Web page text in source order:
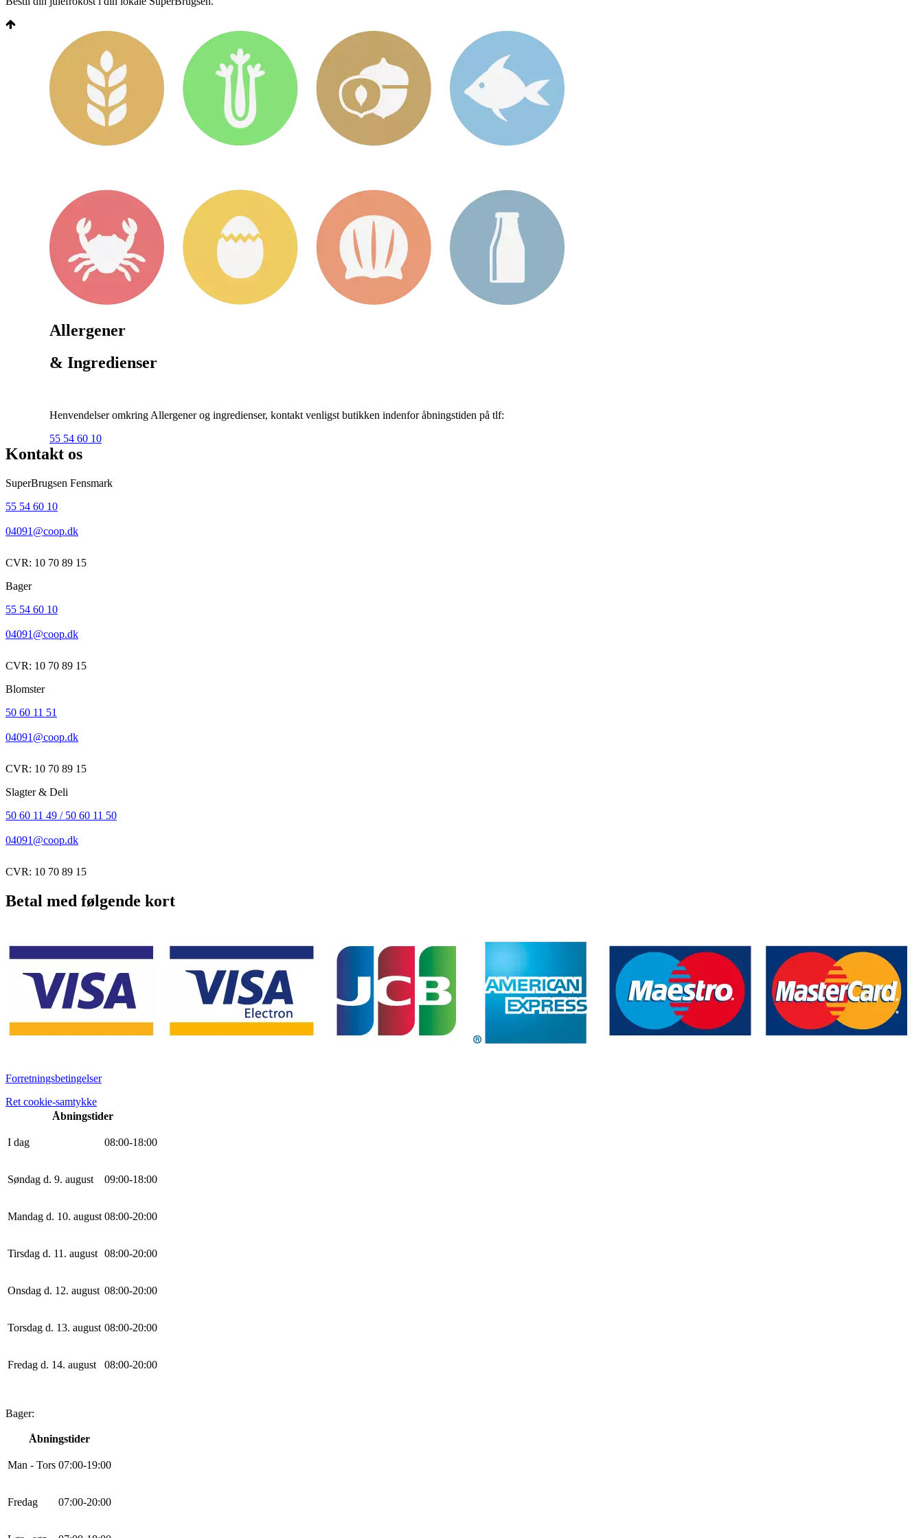
Allergener
& Ingredienser
Henvendelser omkring Allergener og ingredienser, kontakt venligst butikken indenfor åbningstiden på tlf:
55 54 60 10
Kontakt os
SuperBrugsen Fensmark
55 54 60 10
04091@coop.dk
CVR: 10 70 89 15
Bager
55 54 60 10
04091@coop.dk
CVR: 10 70 89 15
Blomster
50 60 11 51
04091@coop.dk
CVR: 10 70 89 15
Slagter & Deli
50 60 11 49 / 50 60 11 50
04091@coop.dk
CVR: 10 70 89 15
Betal med følgende kort
Forretningsbetingelser
Ret cookie-samtykke
Åbningstider
I dag 08:00-18:00
Søndag d. 9. august 09:00-18:00
Mandag d. 10. august 08:00-20:00
Tirsdag d. 11. august 08:00-20:00
Onsdag d. 12. august 08:00-20:00
Torsdag d. 13. august 08:00-20:00
Fredag d. 14. august 08:00-20:00
Bager:
Åbningstider
Man - Tors 07:00-19:00
Fredag 07:00-20:00